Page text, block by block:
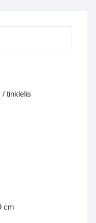
/ tinklelis
cm